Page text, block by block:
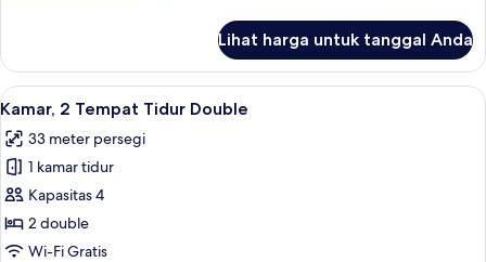
with
Bathtub
1
King
Mobility
with
Bathtub
Lihat harga untuk tanggal Anda
Lihat
semua
foto
untuk
Kamar,
2
Tempat
Seprai Frette Italia, seprai premium,
5
Kamar, 2 Tempat Tidur Double
33 meter persegi
1 kamar tidur
Kapasitas 4
2 double
Wi-Fi Gratis